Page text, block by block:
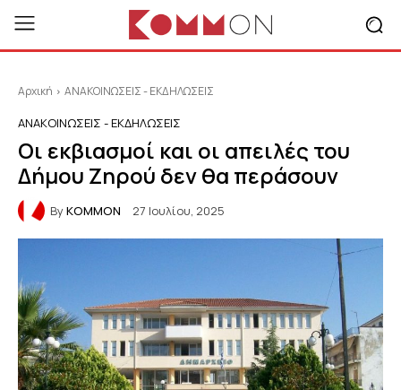
Αρχική ΑΝΑΚΟΙΝΩΣΕΙΣ - ΕΚΔΗΛΩΣΕΙΣ
ΑΝΑΚΟΙΝΩΣΕΙΣ - ΕΚΔΗΛΩΣΕΙΣ
Οι εκβιασμοί και οι απειλές του
Δήμου Ζηρού δεν θα περάσουν
ByKOMMON 27 Ιουλίου, 2025